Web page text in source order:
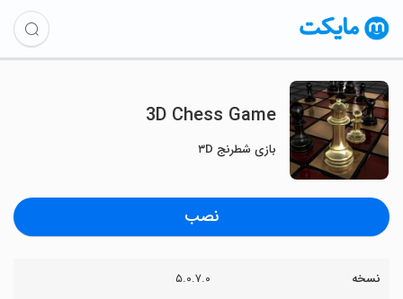
3D Chess Game
بازی شطرنج ۳D
نصب
نسخه ۵.۰.۷.۰